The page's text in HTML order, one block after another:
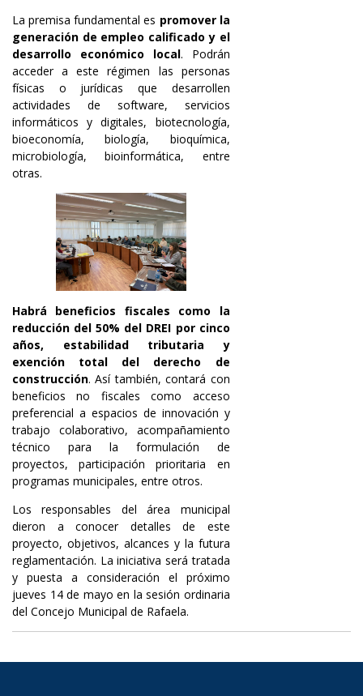
La premisa fundamental es promover la
generación de empleo calificado y el
desarrollo económico local. Podrán
acceder a este régimen las personas
físicas o jurídicas que desarrollen
actividades de software, servicios
informáticos y digitales, biotecnología,
bioeconomía, biología, bioquímica,
microbiología, bioinformática, entre
otras.
Habrá beneficios fiscales como la
reducción del 50% del DREI por cinco
años, estabilidad tributaria y
exención total del derecho de
construcción. Así también, contará con
beneficios no fiscales como acceso
preferencial a espacios de innovación y
trabajo colaborativo, acompañamiento
técnico para la formulación de
proyectos, participación prioritaria en
programas municipales, entre otros.
Los responsables del área municipal
dieron a conocer detalles de este
proyecto, objetivos, alcances y la futura
reglamentación. La iniciativa será tratada
y puesta a consideración el próximo
jueves 14 de mayo en la sesión ordinaria
del Concejo Municipal de Rafaela.